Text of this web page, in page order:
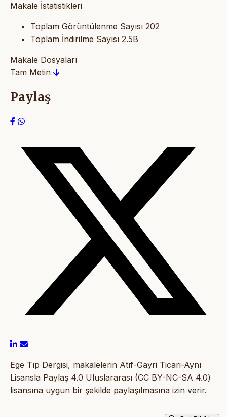
Makale İstatistikleri
Toplam Görüntülenme Sayısı 202
Toplam İndirilme Sayısı 2.5B
Makale Dosyaları
Tam Metin
Paylaş
Ege Tıp Dergisi, makalelerin Atıf-Gayri Ticari-Aynı
Lisansla Paylaş 4.0 Uluslararası (CC BY-NC-SA 4.0)
lisansına uygun bir şekilde paylaşılmasına izin verir.